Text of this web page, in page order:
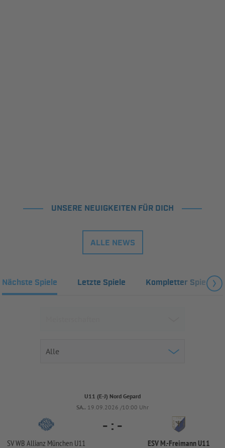
UNSERE NEUIGKEITEN FÜR DICH
ALLE NEWS
Nächste Spiele Letzte Spiele Kompletter Spielplan
U11 (E-J) Nord Gepard
SA.. 19.09.2026 /10:00 Uhr
SV WB Allianz München U11
- : -
ESV M.-Freimann U11